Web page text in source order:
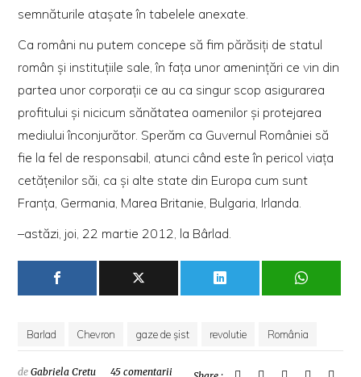
semnăturile ataşate în tabelele anexate.
Ca români nu putem concepe să fim părăsiţi de statul
român şi instituţiile sale, în faţa unor ameninţări ce vin din
partea unor corporaţii ce au ca singur scop asigurarea
profitului şi nicicum sănătatea oamenilor şi protejarea
mediului înconjurător. Sperăm ca Guvernul României să
fie la fel de responsabil, atunci când este în pericol viaţa
cetăţenilor săi, ca şi alte state din Europa cum sunt
Franţa, Germania, Marea Britanie, Bulgaria, Irlanda.
–astăzi, joi, 22 martie 2012, la Bârlad.
Barlad Chevron gaze de șist revolutie România
deGabriela Cretu 45 comentarii